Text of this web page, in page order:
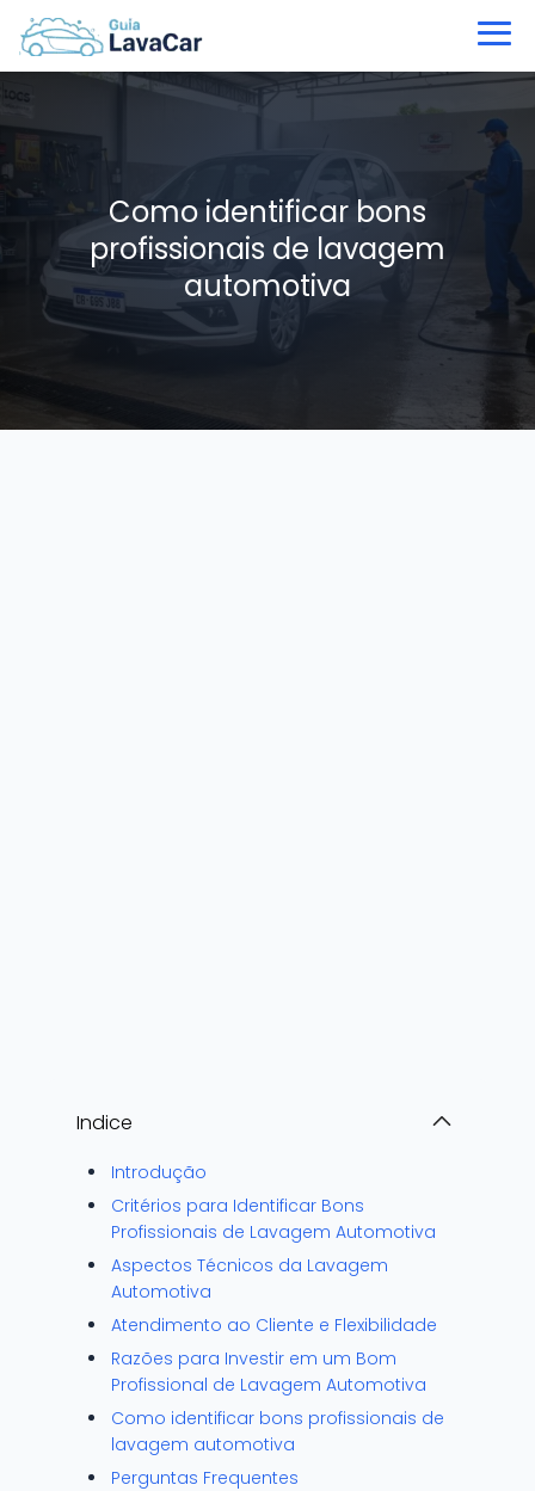
Como identificar bons
profissionais de lavagem
automotiva
Indice
Introdução
Critérios para Identificar Bons
Profissionais de Lavagem Automotiva
Aspectos Técnicos da Lavagem
Automotiva
Atendimento ao Cliente e Flexibilidade
Razões para Investir em um Bom
Profissional de Lavagem Automotiva
Como identificar bons profissionais de
lavagem automotiva
Perguntas Frequentes